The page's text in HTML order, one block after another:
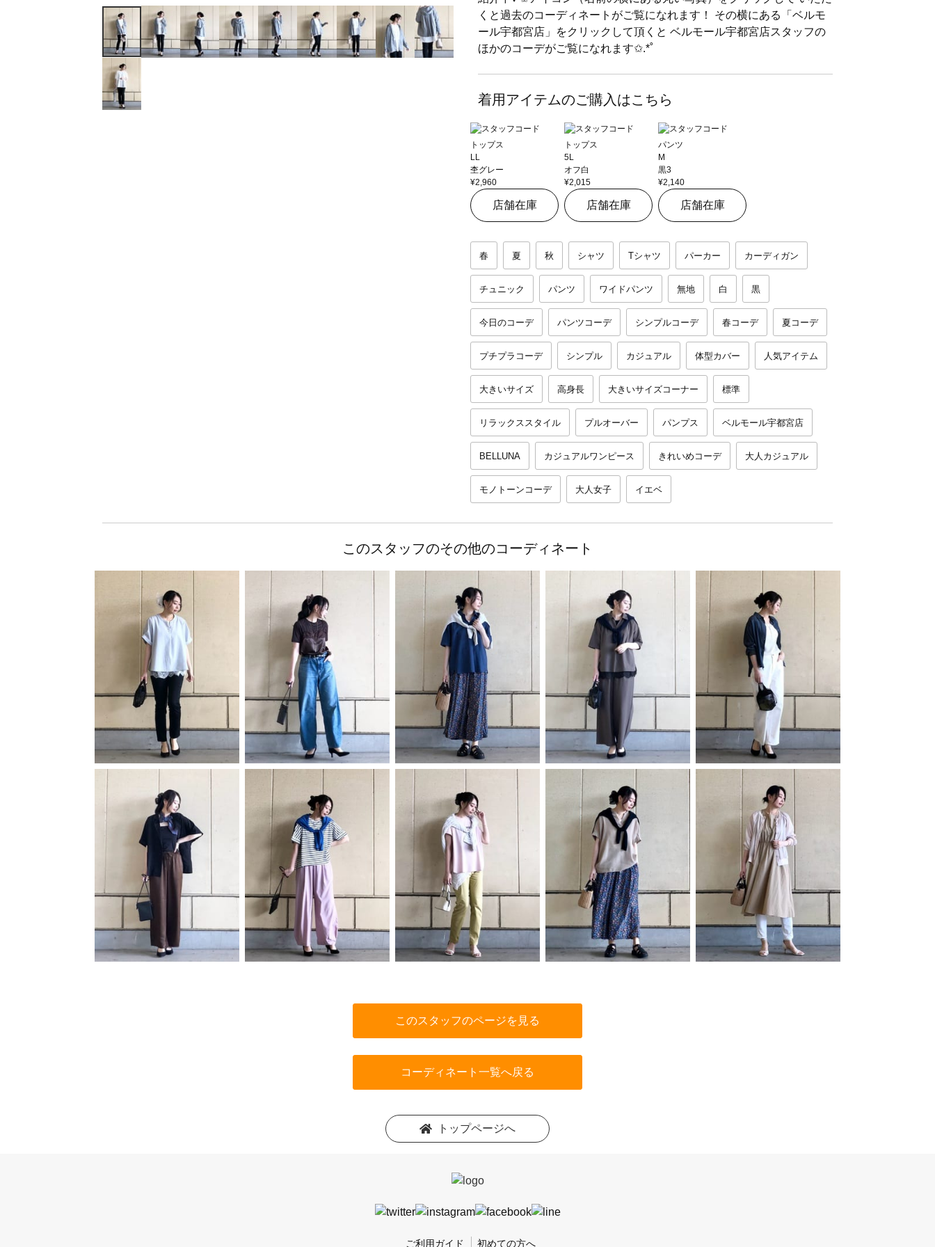
くと過去のコーディネートがご覧になれます！ その横にある「ベルモ
ール宇都宮店」をクリックして頂くと ベルモール宇都宮店スタッフの
ほかのコーデがご覧になれます✩.*˚
着用アイテムのご購入はこちら
トップス
LL
杢グレー
¥2,960
店舗在庫
トップス
5L
オフ白
¥2,015
店舗在庫
パンツ
M
黒3
¥2,140
店舗在庫
春 夏 秋 シャツ Tシャツ パーカー カーディガン
チュニック パンツ ワイドパンツ 無地 白 黒
今日のコーデ パンツコーデ シンプルコーデ 春コーデ 夏コーデ
プチプラコーデ シンプル カジュアル 体型カバー 人気アイテム
大きいサイズ 高身長 大きいサイズコーナー 標準
リラックススタイル プルオーバー パンプス ベルモール宇都宮店
BELLUNA カジュアルワンピース きれいめコーデ 大人カジュアル
モノトーンコーデ 大人女子 イエベ
このスタッフのその他のコーディネート
このスタッフのページを見る
コーディネート一覧へ戻る
トップページへ
ご利用ガイド 初めての方へ